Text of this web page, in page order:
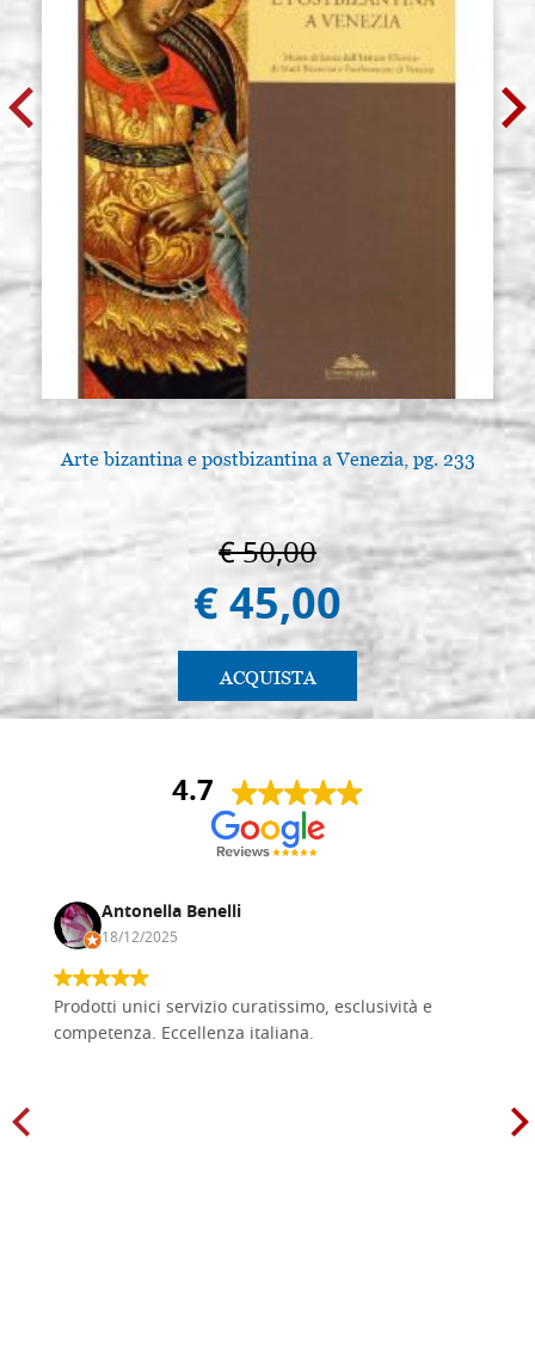
Arte bizantina e postbizantina a Venezia, pg. 233
€ 50,00
€ 45,00
ACQUISTA
4.7
Antonella Benelli
18/12/2025
Prodotti unici servizio curatissimo, esclusività e
competenza. Eccellenza italiana.